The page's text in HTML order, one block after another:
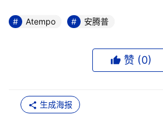
复数据删除和虚拟模块、文件和邮件
OES2等应用程序插件。安腾
BlueArc、EMC Data Domain以
此外，安腾普还发布了其文件归档
Atempo 安腾普
赞 (0)
生成海报